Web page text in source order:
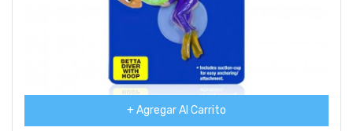
+ Agregar Al Carrito